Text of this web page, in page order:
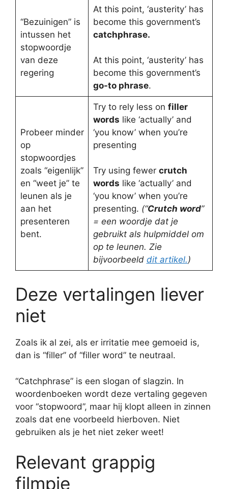
“Bezuinigen” is
intussen het
stopwoordje
van deze
regering
At this point, ‘austerity’ has
become this government’s
catchphrase.
At this point, ‘austerity’ has
become this government’s
go-to phrase.
Probeer minder
op
stopwoordjes
zoals “eigenlijk”
en “weet je” te
leunen als je
aan het
presenteren
bent.
Try to rely less on filler
words like ‘actually’ and
‘you know’ when you’re
presenting
Try using fewer crutch
words like ‘actually’ and
‘you know’ when you’re
presenting. (“Crutch word”
= een woordje dat je
gebruikt als hulpmiddel om
op te leunen. Zie
bijvoorbeeld dit artikel.)
Deze vertalingen liever
niet
Zoals ik al zei, als er irritatie mee gemoeid is,
dan is “filler” of “filler word” te neutraal.
“Catchphrase” is een slogan of slagzin. In
woordenboeken wordt deze vertaling gegeven
voor “stopwoord”, maar hij klopt alleen in zinnen
zoals dat ene voorbeeld hierboven. Niet
gebruiken als je het niet zeker weet!
Relevant grappig
filmpje